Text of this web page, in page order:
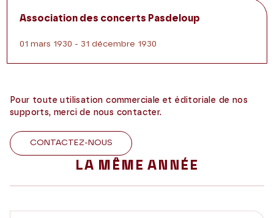
Association des concerts Pasdeloup
01 mars 1930 - 31 décembre 1930
Pour toute utilisation commerciale et éditoriale de nos
supports, merci de nous contacter.
CONTACTEZ-NOUS
LA MÊME ANNÉE